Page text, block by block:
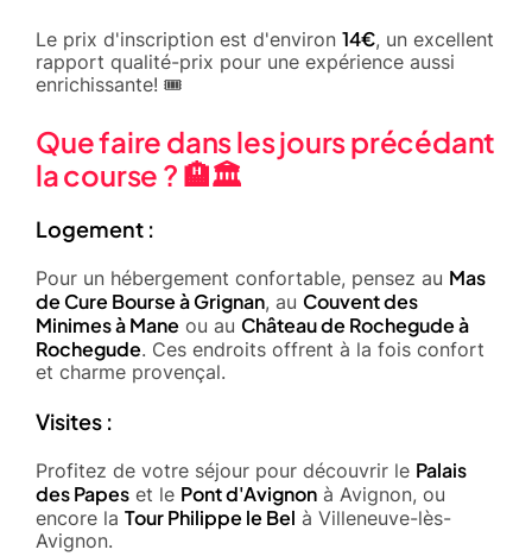
Le prix d'inscription est d'environ 14€, un excellent
rapport qualité-prix pour une expérience aussi
enrichissante! 🎟️
Que faire dans les jours précédant
la course ? 🏨🏛️
Logement :
Pour un hébergement confortable, pensez au Mas
de Cure Bourse à Grignan, au Couvent des
Minimes à Mane ou au Château de Rochegude à
Rochegude. Ces endroits offrent à la fois confort
et charme provençal.
Visites :
Profitez de votre séjour pour découvrir le Palais
des Papes et le Pont d'Avignon à Avignon, ou
encore la Tour Philippe le Bel à Villeneuve-lès-
Avignon.